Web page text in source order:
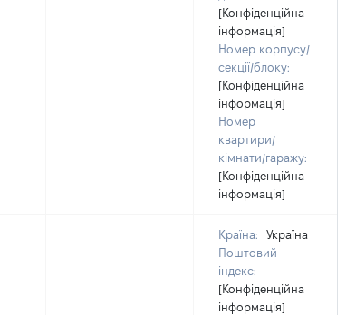
[Конфіденційна
інформація]
Номер корпусу/
секції/блоку:
[Конфіденційна
інформація]
Номер
квартири/
кімнати/гаражу:
[Конфіденційна
інформація]
Країна:
Україна
Поштовий
індекс:
[Конфіденційна
інформація]